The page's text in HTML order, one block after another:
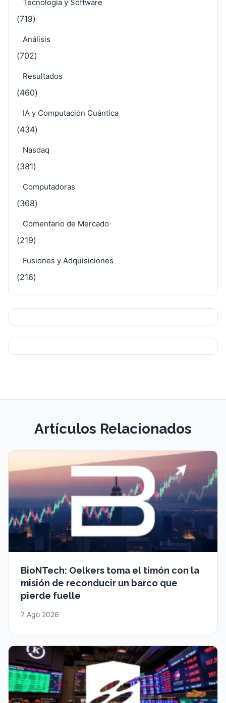
Tecnología y Software
(719)
Análisis
(702)
Resultados
(460)
IA y Computación Cuántica
(434)
Nasdaq
(381)
Computadoras
(368)
Comentario de Mercado
(219)
Fusiones y Adquisiciones
(216)
Artículos Relacionados
BioNTech: Oelkers toma el timón con la
misión de reconducir un barco que
pierde fuelle
7 Ago 2026